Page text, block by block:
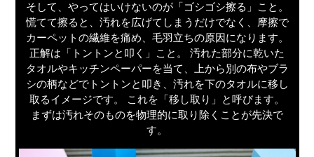
そして、やってはいけないのが「ゴシゴシ擦る」こと。
慌てて擦ると、汚れを広げてしまうだけでなく、摩擦で
カーペットの繊維を痛め、毛羽立ちの原因になります。
正解は「トントンと叩く」こと。 汚れた部分に乾いた
タオルやキッチンペーパーを当て、上から別の布やブラ
シの柄などでトントンと叩き、汚れを下のタオルに移し
取るイメージです。 これを「移し取り」と呼びます。
まずは汚れそのものを物理的に取り除くことが先決で
す。